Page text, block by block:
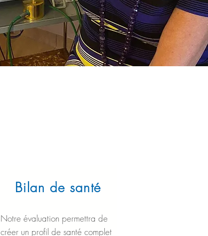
Bilan de santé
Notre évaluation permettra de
créer un profil de santé complet